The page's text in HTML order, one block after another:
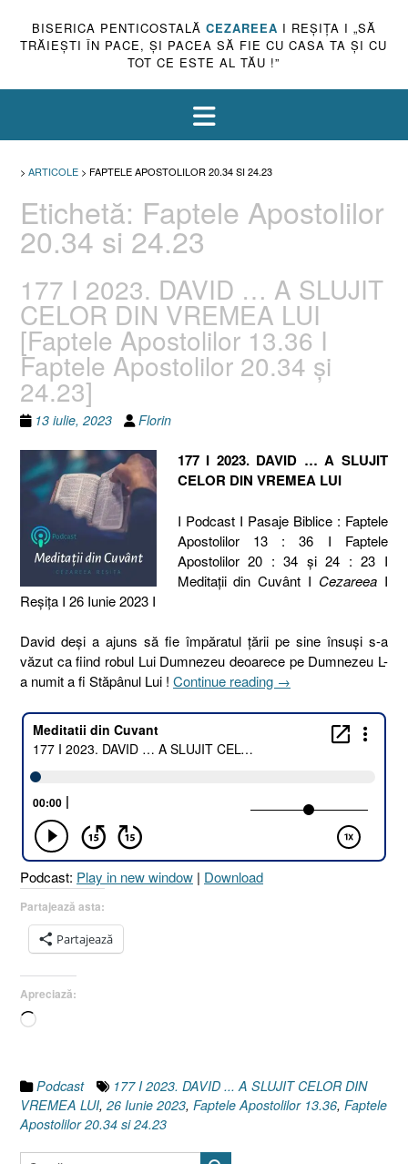
BISERICA PENTICOSTALĂ CEZAREEA I REŞIŢA I „SĂ
TRĂIEŞTI ÎN PACE, ŞI PACEA SĂ FIE CU CASA TA ŞI CU
TOT CE ESTE AL TĂU !”
> ARTICOLE > FAPTELE APOSTOLILOR 20.34 SI 24.23
Etichetă: Faptele Apostolilor
20.34 si 24.23
177 I 2023. DAVID … A SLUJIT
CELOR DIN VREMEA LUI
[Faptele Apostolilor 13.36 I
Faptele Apostolilor 20.34 și
24.23]
13 iulie, 2023 Florin
177 I 2023. DAVID … A SLUJIT
CELOR DIN VREMEA LUI
I Podcast I Pasaje Biblice : Faptele
Apostolilor 13 : 36 I Faptele
Apostolilor 20 : 34 și 24 : 23 I
Meditaţii din Cuvânt I Cezareea I
Reşiţa I 26 Iunie 2023 I
David deși a ajuns să fie împăratul țării pe sine însuși s-a
văzut ca fiind robul Lui Dumnezeu deoarece pe Dumnezeu L-
a numit a fi Stăpânul Lui ! Continue reading „177
2023.
SLUJIT
CELOR
VREMEA
→
Podcast: Play in new window | Download
Partajează asta:
Partajează
Apreciază:
Încarc...
Podcast
177 I 2023. DAVID ... A SLUJIT CELOR DIN
VREMEA LUI, 26 Iunie 2023, Faptele Apostolilor 13.36, Faptele
Apostolilor 20.34 si 24.23